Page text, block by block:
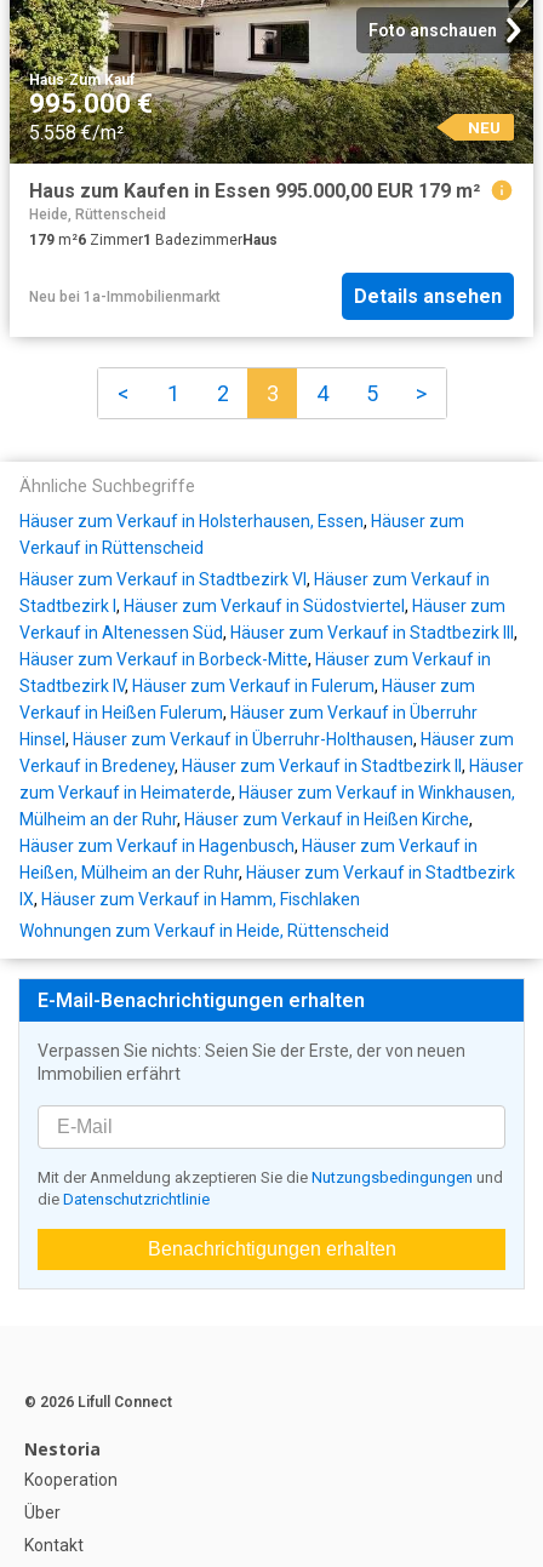
Foto anschauen
Haus·Zum Kauf
995.000 €
5.558 €/m² NEU
Haus zum Kaufen in Essen 995.000,00 EUR 179 m²
Heide, Rüttenscheid
179 m²6 Zimmer1 BadezimmerHaus
Neu bei 1a-Immobilienmarkt Details ansehen
< 1 2 3 4 5 >
Ähnliche Suchbegriffe
Häuser zum Verkauf in Holsterhausen, Essen, Häuser zum
Verkauf in Rüttenscheid
Häuser zum Verkauf in Stadtbezirk VI, Häuser zum Verkauf in
Stadtbezirk I , Häuser zum Verkauf in Südostviertel , Häuser zum
Verkauf in Altenessen Süd, Häuser zum Verkauf in Stadtbezirk III ,
Häuser zum Verkauf in Borbeck-Mitte, Häuser zum Verkauf in
Stadtbezirk IV, Häuser zum Verkauf in Fulerum, Häuser zum
Verkauf in Heißen Fulerum, Häuser zum Verkauf in Überruhr
Hinsel , Häuser zum Verkauf in Überruhr-Holthausen, Häuser zum
Verkauf in Bredeney, Häuser zum Verkauf in Stadtbezirk II , Häuser
zum Verkauf in Heimaterde, Häuser zum Verkauf in Winkhausen,
Mülheim an der Ruhr, Häuser zum Verkauf in Heißen Kirche,
Häuser zum Verkauf in Hagenbusch, Häuser zum Verkauf in
Heißen, Mülheim an der Ruhr, Häuser zum Verkauf in Stadtbezirk
IX, Häuser zum Verkauf in Hamm, Fischlaken
Wohnungen zum Verkauf in Heide, Rüttenscheid
E-Mail-Benachrichtigungen erhalten
Verpassen Sie nichts: Seien Sie der Erste, der von neuen
Immobilien erfährt
Mit der Anmeldung akzeptieren Sie die Nutzungsbedingungen und
die Datenschutzrichtlinie
Benachrichtigungen erhalten
© 2026 Lifull Connect
Nestoria
Kooperation
Über
Kontakt